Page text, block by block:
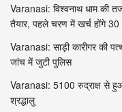
Varanasi: विश्वनाथ धाम की
तैयार, पहले चरण में खर्च होंगे
Varanasi: साड़ी कारीगर की
जांच में जुटी पुलिस
Varanasi: 5100 रुद्राक्ष से
श्रद्धालु